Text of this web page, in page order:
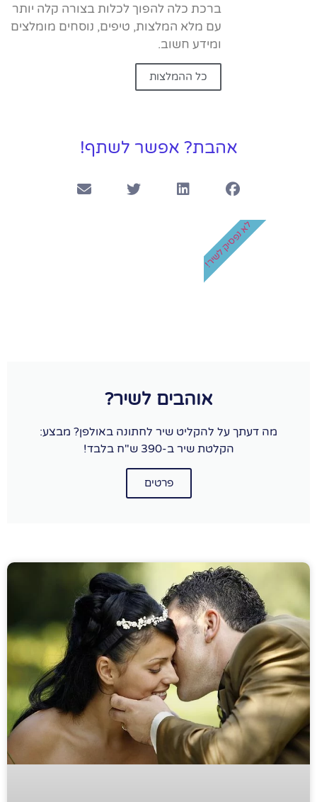
ברכת כלה להפוך לכלות בצורה קלה יותר
עם מלא המלצות, טיפים, נוסחים מומלצים
ומידע חשוב.
כל ההמלצות
אהבת? אפשר לשתף!
אוהבים לשיר?
מה דעתך על להקליט שיר לחתונה באולפן? מבצע:
הקלטת שיר ב-390 ש"ח בלבד!
פרטים
לא נפסיק לשיר!